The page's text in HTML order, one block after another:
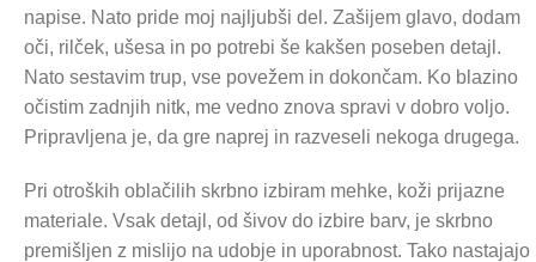
napise. Nato pride moj najljubši del. Zašijem glavo, dodam
oči, rilček, ušesa in po potrebi še kakšen poseben detajl.
Nato sestavim trup, vse povežem in dokončam. Ko blazino
očistim zadnjih nitk, me vedno znova spravi v dobro voljo.
Pripravljena je, da gre naprej in razveseli nekoga drugega.
Pri otroških oblačilih skrbno izbiram mehke, koži prijazne
materiale. Vsak detajl, od šivov do izbire barv, je skrbno
premišljen z mislijo na udobje in uporabnost. Tako nastajajo